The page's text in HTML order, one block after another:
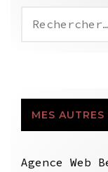
MES AUTRES
Agence Web